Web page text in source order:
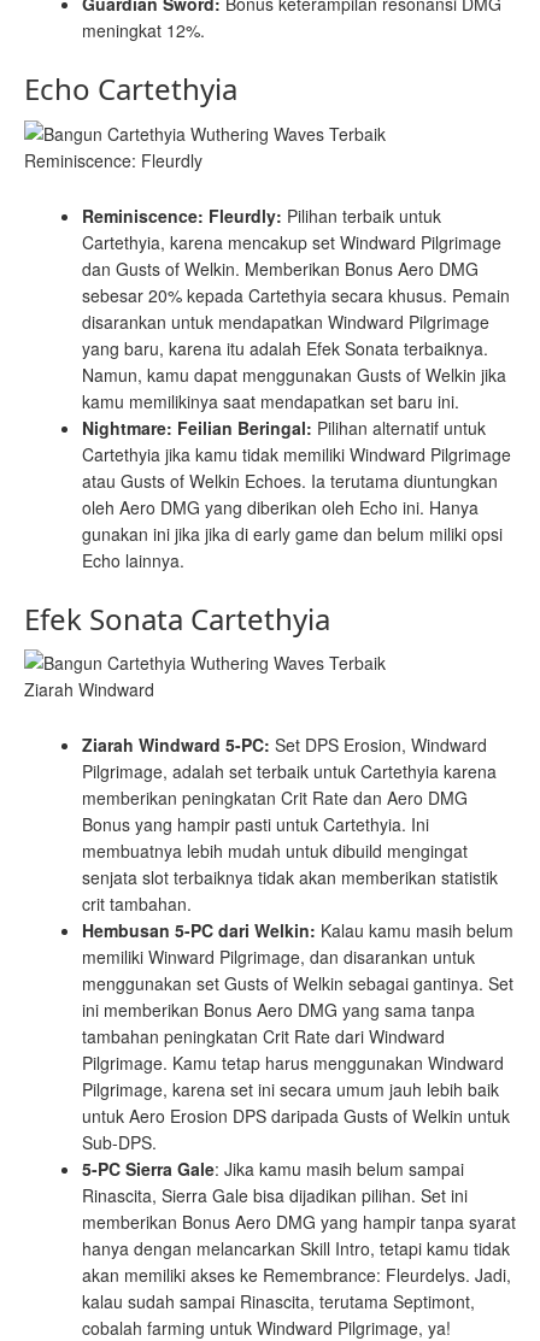
meningkat 12%.
Echo Cartethyia
Reminiscence: Fleurdly
Reminiscence: Fleurdly: Pilihan terbaik untuk
Cartethyia, karena mencakup set Windward Pilgrimage
dan Gusts of Welkin. Memberikan Bonus Aero DMG
sebesar 20% kepada Cartethyia secara khusus. Pemain
disarankan untuk mendapatkan Windward Pilgrimage
yang baru, karena itu adalah Efek Sonata terbaiknya.
Namun, kamu dapat menggunakan Gusts of Welkin jika
kamu memilikinya saat mendapatkan set baru ini.
Nightmare: Feilian Beringal: Pilihan alternatif untuk
Cartethyia jika kamu tidak memiliki Windward Pilgrimage
atau Gusts of Welkin Echoes. Ia terutama diuntungkan
oleh Aero DMG yang diberikan oleh Echo ini. Hanya
gunakan ini jika jika di early game dan belum miliki opsi
Echo lainnya.
Efek Sonata Cartethyia
Ziarah Windward
Ziarah Windward 5-PC: Set DPS Erosion, Windward
Pilgrimage, adalah set terbaik untuk Cartethyia karena
memberikan peningkatan Crit Rate dan Aero DMG
Bonus yang hampir pasti untuk Cartethyia. Ini
membuatnya lebih mudah untuk dibuild mengingat
senjata slot terbaiknya tidak akan memberikan statistik
crit tambahan.
Hembusan 5-PC dari Welkin: Kalau kamu masih belum
memiliki Winward Pilgrimage, dan disarankan untuk
menggunakan set Gusts of Welkin sebagai gantinya. Set
ini memberikan Bonus Aero DMG yang sama tanpa
tambahan peningkatan Crit Rate dari Windward
Pilgrimage. Kamu tetap harus menggunakan Windward
Pilgrimage, karena set ini secara umum jauh lebih baik
untuk Aero Erosion DPS daripada Gusts of Welkin untuk
Sub-DPS.
5-PC Sierra Gale: Jika kamu masih belum sampai
Rinascita, Sierra Gale bisa dijadikan pilihan. Set ini
memberikan Bonus Aero DMG yang hampir tanpa syarat
hanya dengan melancarkan Skill Intro, tetapi kamu tidak
akan memiliki akses ke Remembrance: Fleurdelys. Jadi,
kalau sudah sampai Rinascita, terutama Septimont,
cobalah farming untuk Windward Pilgrimage, ya!